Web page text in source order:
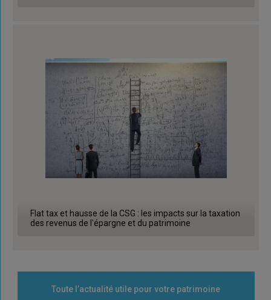
Flat tax et hausse de la CSG : les impacts sur la taxation
des revenus de l'épargne et du patrimoine
Toute l’actualité utile pour votre patrimoine